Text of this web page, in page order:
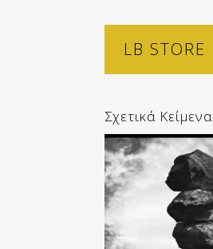
LB STORE
Σχετικά Κείμενα